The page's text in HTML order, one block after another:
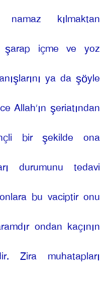
kılmaktan
şarap içme ve yoz
ya da şöyle
Allah’ın şeriatından
bir şekilde ona
durumunu tedavi
bu vaciptir onu
ondan kaçının
Zira muhatapları